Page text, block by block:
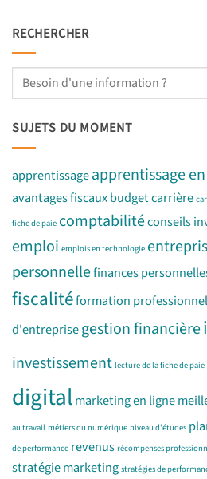
RECHERCHER
SUJETS DU MOMENT
apprentissageapprentissage
avantages fiscauxbudgetcarrière
fiche de paie comptabilitéconseils
emploi emplois en technologie
personnellefinances
fiscalitéformation
d'entreprisegestion financière
investissement lecture de la fiche de paie
digitalmarketing en ligne
au travail métiers du numérique niveau d'études
de performance revenus récompenses
stratégie marketing stratégies de